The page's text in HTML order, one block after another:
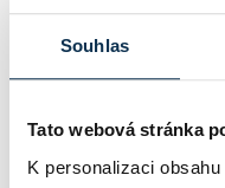
Souhlas
Tato webová stránka
K personalizaci
přichází s
Začátek srpna 2026
účelových i
zdražuje vybrané